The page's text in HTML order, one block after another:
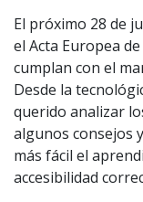
El próximo 28 de
el Acta Europea
cumplan con el
Desde la
querido analizar
algunos consejos
más fácil el
accesibilidad